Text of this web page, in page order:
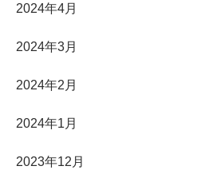
2024年4月
2024年3月
2024年2月
2024年1月
2023年12月